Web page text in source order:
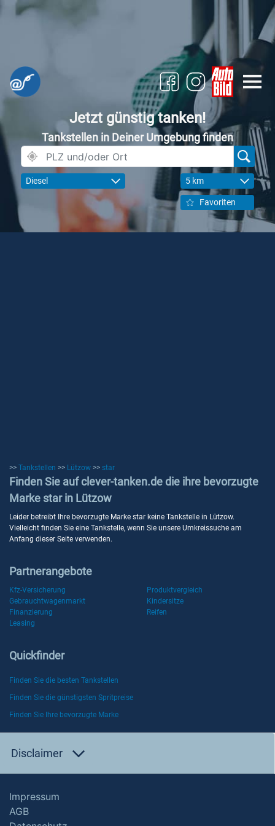
Jetzt günstig tanken!
Tankstellen in Deiner Umgebung finden
Diesel 5 km
Favoriten
>> Tankstellen >> Lützow >> star
Finden Sie auf clever-tanken.de die ihre bevorzugte
Marke star in Lützow
Leider betreibt Ihre bevorzugte Marke star keine Tankstelle in Lützow.
Vielleicht finden Sie eine Tankstelle, wenn Sie unsere Umkreissuche am
Anfang dieser Seite verwenden.
Partnerangebote
Kfz-Versicherung
Produktvergleich
Gebrauchtwagenmarkt
Kindersitze
Finanzierung
Reifen
Leasing
Quickfinder
Finden Sie die besten Tankstellen
Finden Sie die günstigsten Spritpreise
Finden Sie Ihre bevorzugte Marke
Disclaimer
Impressum
AGB